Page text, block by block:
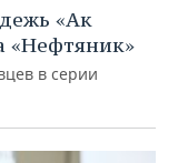
«Ак
«Нефтяник»
в серии